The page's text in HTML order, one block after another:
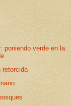
poniendo verde en la
retorcida